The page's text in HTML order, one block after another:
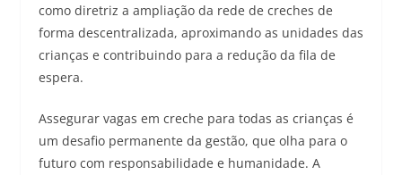
como diretriz a ampliação da rede de creches de
forma descentralizada, aproximando as unidades das
crianças e contribuindo para a redução da fila de
espera.
Assegurar vagas em creche para todas as crianças é
um desafio permanente da gestão, que olha para o
futuro com responsabilidade e humanidade. A